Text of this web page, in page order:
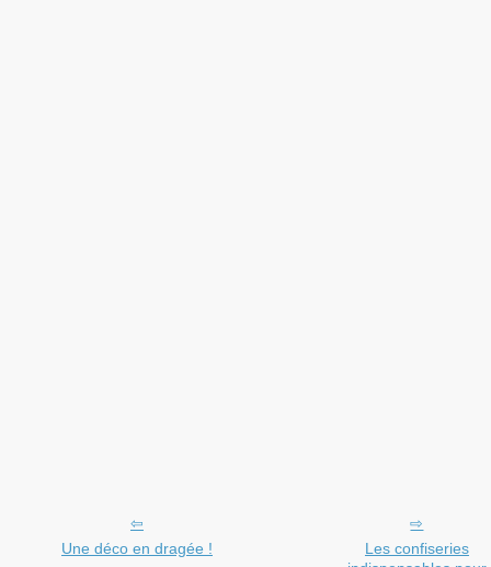
Une déco en dragée !
Les confiseries